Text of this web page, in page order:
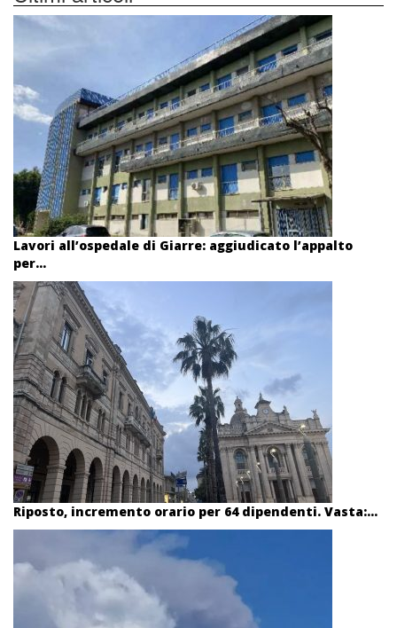
Lavori all’ospedale di Giarre: aggiudicato l’appalto
per...
Riposto, incremento orario per 64 dipendenti. Vasta:...